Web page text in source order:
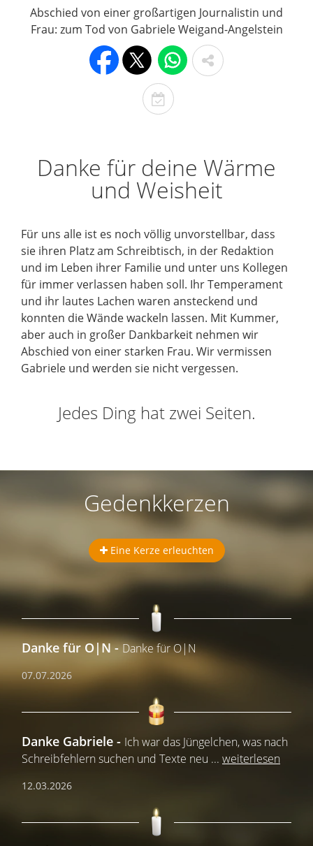
Abschied von einer großartigen Journalistin und
Frau: zum Tod von Gabriele Weigand-Angelstein
T
o
s
t
a
e
r
i
n
n
e
r
n
Danke für deine Wärme
und Weisheit
Für uns alle ist es noch völlig unvorstellbar, dass
sie ihren Platz am Schreibtisch, in der Redaktion
und im Leben ihrer Familie und unter uns Kollegen
für immer verlassen haben soll. Ihr Temperament
und ihr lautes Lachen waren ansteckend und
konnten die Wände wackeln lassen. Mit Kummer,
aber auch in großer Dankbarkeit nehmen wir
Abschied von einer starken Frau. Wir vermissen
Gabriele und werden sie nicht vergessen.
Jedes Ding hat zwei Seiten.
Gedenkkerzen
Eine Kerze erleuchten
Danke für O|N Danke für O|N
07.07.2026
Danke Gabriele
Ich war das Jüngelchen, was nach
Schreibfehlern suchen und Texte neu ... weiterlesen
12.03.2026